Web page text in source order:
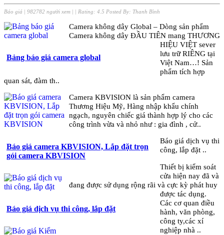
Báo giá | 982782 người xem | | Rating: 4.5 Posted By: Thanh Bình
Bảng báo giá camera global
Camera không dây Global – Dòng sản phẩm
Camera không dây ĐẦU TIÊN mang THƯƠNG
HIỆU VIỆT sever
lưu trữ RIÊNG tại
Việt Nam…! Sản
phẩm tích hợp
quan sát, đàm th..
Báo giá camera KBVISION, Lắp đặt trọn
gói camera KBVISION
Camera KBVISION là sản phẩm camera
Thương Hiệu Mỹ, Hàng nhập khẩu chính
ngạch, nguyên chiếc giá thành hợp lý cho các
công trình vừa và nhỏ như : gia đình , cử..
Báo giá dịch vụ thi công, lắp đặt
Báo giá dịch vụ thi
công, lắp đặt ..
Thiết bị kiểm soát
cửa hiện nay đã và
đang được sử dụng rộng rãi và cực kỳ phát huy
được tác dụng.
Các cơ quan điều
hành, văn phòng,
công ty,các xí
nghiệp nhà ..